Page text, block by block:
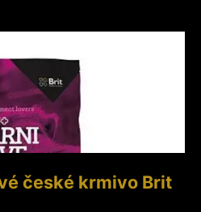
české krmivo Brit